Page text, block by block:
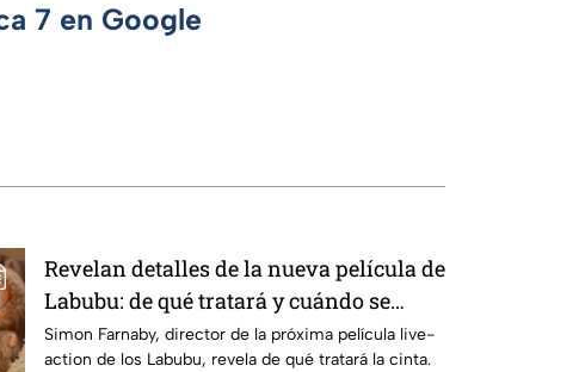
7 en Google
Revelan detalles de la nueva película de
Labubu: de qué tratará y cuándo se
estrena
Simon Farnaby, director de la próxima película live-
action de los Labubu, revela de qué tratará la cinta.